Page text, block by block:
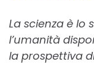
La scienza è
l’umanità
la prospettiva